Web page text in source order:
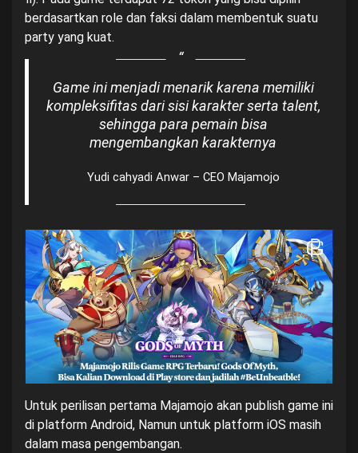
berdasartkan role dan faksi dalam membentuk suatu
party yang kuat.
Game ini menjadi menarik karena memiliki
kompleksifitas dari sisi karakter serta talent,
sehingga para pemain bisa
mengembangkan karakternya
Yudi cahyadi Anwar – CEO Majamojo
Untuk perilisan pertama Majamojo akan publish game ini
di platform Android, Namun untuk platform iOS masih
dalam masa pengembangan.